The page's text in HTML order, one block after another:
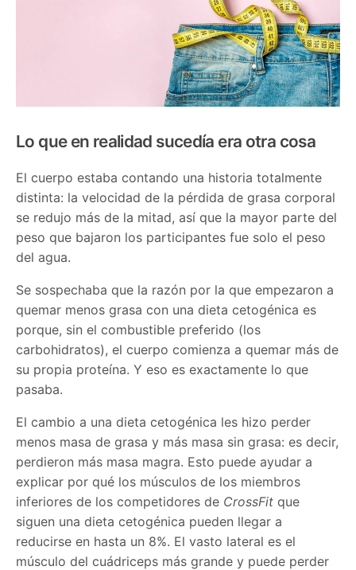
Lo que en realidad sucedía era otra cosa
El cuerpo estaba contando una historia totalmente
distinta: la velocidad de la pérdida de grasa corporal
se redujo más de la mitad, así que la mayor parte del
peso que bajaron los participantes fue solo el peso
del agua.
Se sospechaba que la razón por la que empezaron a
quemar menos grasa con una dieta cetogénica es
porque, sin el combustible preferido (los
carbohidratos), el cuerpo comienza a quemar más de
su propia proteína. Y eso es exactamente lo que
pasaba.
El cambio a una dieta cetogénica les hizo perder
menos masa de grasa y más masa sin grasa: es decir,
perdieron más masa magra. Esto puede ayudar a
explicar por qué los músculos de los miembros
inferiores de los competidores de CrossFit que
siguen una dieta cetogénica pueden llegar a
reducirse en hasta un 8%. El vasto lateral es el
músculo del cuádriceps más grande y puede perder